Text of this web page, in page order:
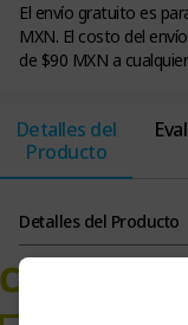
El envío gratuito es
MXN. El costo del
de $90 MXN a
Detalles del
Producto
Detalles del Producto